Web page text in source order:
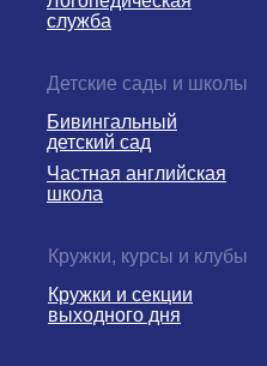
служба
Частная английская
школа
Бивингальный
детский сад
Детские сады и школы
Кружки и секции
выходного дня
Кружки, курсы и клубы